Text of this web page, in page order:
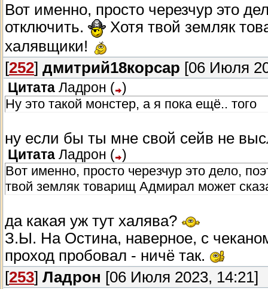
Вот именно, просто черезчур это
отключить.
Хотя твой земляк
халявщики!
[252] дмитрий18корсар [06 Июля
Цитата Ладрон ( )
Ну это такой монстер, а я пока ещё.. того
ну если бы ты мне свой сейв не
Цитата Ладрон ( )
Вот именно, просто черезчур это дело,
твой земляк товарищ Адмирал может
да какая уж тут халява?
З.Ы. На Остина, наверное, с
проход пробовал - ничё так.
[253] Ладрон [06 Июля 2023, 14:21]